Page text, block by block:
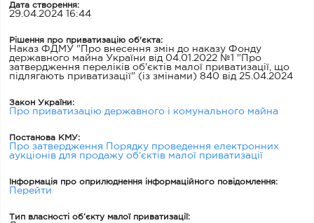
Дата створення:
29.04.2024 16:44
Рішення про приватизацію об'єкта:
Наказ ФДМУ "Про внесення змін до наказу Фонду
державного майна України від 04.01.2022 №1 "Про
затвердження переліків об'єктів малої приватизації, що
підлягають приватизації" (із змінами) 840 від 25.04.2024
Закон України:
Про приватизацію державного і комунального майна
Постанова КМУ:
Про затвердження Порядку проведення електронних
аукціонів для продажу об’єктів малої приватизації
Інформація про оприлюднення інформаційного повідомлення:
Перейти
Тип власності об’єкту малої приватизації: